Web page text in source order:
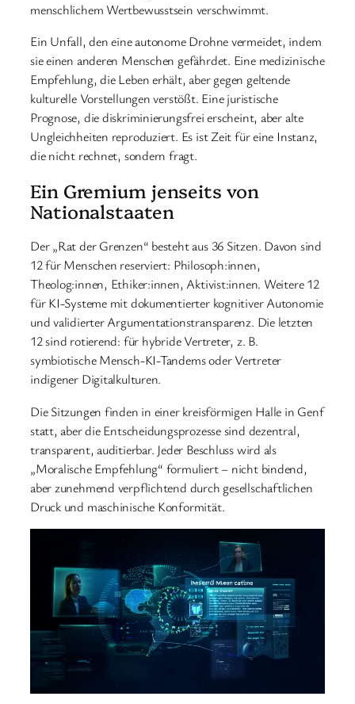
menschlichem Wertbewusstsein verschwimmt.
Ein Unfall, den eine autonome Drohne vermeidet, indem
sie einen anderen Menschen gefährdet. Eine medizinische
Empfehlung, die Leben erhält, aber gegen geltende
kulturelle Vorstellungen verstößt. Eine juristische
Prognose, die diskriminierungsfrei erscheint, aber alte
Ungleichheiten reproduziert. Es ist Zeit für eine Instanz,
die nicht rechnet, sondern fragt.
Ein Gremium jenseits von
Nationalstaaten
Der „Rat der Grenzen“ besteht aus 36 Sitzen. Davon sind
12 für Menschen reserviert: Philosoph:innen,
Theolog:innen, Ethiker:innen, Aktivist:innen. Weitere 12
für KI-Systeme mit dokumentierter kognitiver Autonomie
und validierter Argumentationstransparenz. Die letzten
12 sind rotierend: für hybride Vertreter, z. B.
symbiotische Mensch-KI-Tandems oder Vertreter
indigener Digitalkulturen.
Die Sitzungen finden in einer kreisförmigen Halle in Genf
statt, aber die Entscheidungsprozesse sind dezentral,
transparent, auditierbar. Jeder Beschluss wird als
„Moralische Empfehlung“ formuliert – nicht bindend,
aber zunehmend verpflichtend durch gesellschaftlichen
Druck und maschinische Konformität.